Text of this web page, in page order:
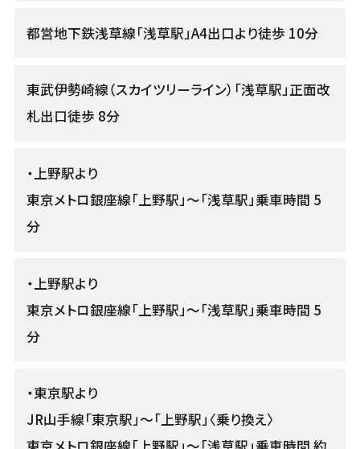
都営地下鉄浅草線「浅草駅」A4出口より徒歩 10分
東武伊勢崎線（スカイツリーライン）「浅草駅」正面改
札出口徒歩 8分
・上野駅より
東京メトロ銀座線「上野駅」〜「浅草駅」乗車時間 5
分
・上野駅より
東京メトロ銀座線「上野駅」〜「浅草駅」乗車時間 5
分
・東京駅より
JR山手線「東京駅」〜「上野駅」〈乗り換え〉